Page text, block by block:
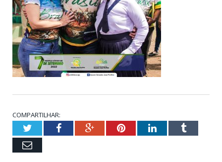
COMPARTILHAR:
TwitterFacebookGoogle+PinterestLinkedInTumblr
Email